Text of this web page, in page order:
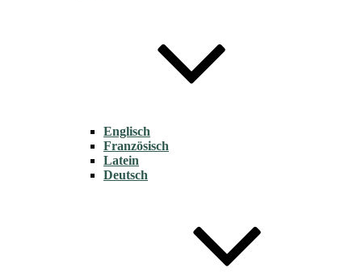
Englisch
Französisch
Latein
Deutsch